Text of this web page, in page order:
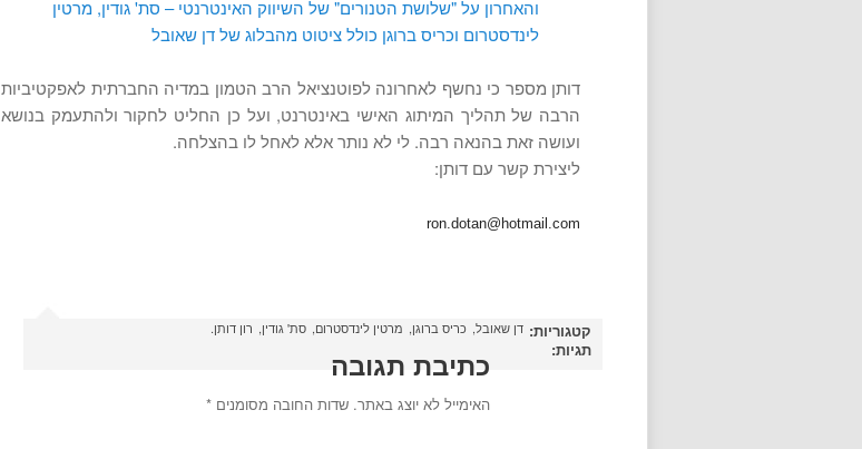
והאחרון על "שלושת הטנורים" של השיווק האינטרנטי – סת' גודין, מרטין
לינדסטרום וכריס ברוגן כולל ציטוט מהבלוג של דן שאובל
דותן מספר כי נחשף לאחרונה לפוטנציאל הרב הטמון במדיה החברתית לאפקטיביות
הרבה של תהליך המיתוג האישי באינטרנט, ועל כן החליט לחקור ולהתעמק בנושא
ועושה זאת בהנאה רבה. לי לא נותר אלא לאחל לו בהצלחה.
ליצירת קשר עם דותן:
ron.dotan@hotmail.com
קטגוריות: דן שאובל כריס ברוגן מרטין לינדסטרום סת' גודין רון דותן
תגיות: כתיבת תגובה
האימייל לא יוצג באתר. שדות החובה מסומנים *